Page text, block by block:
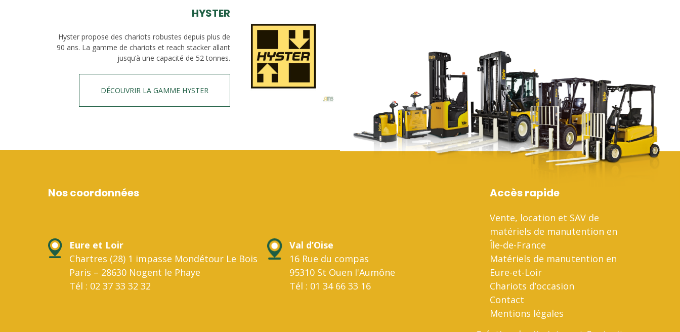
HYSTER
Hyster propose des chariots robustes depuis plus de
90 ans. La gamme de chariots et reach stacker allant
jusqu’à une capacité de 52 tonnes.
DÉCOUVRIR LA GAMME HYSTER
Nos coordonnées
Eure et Loir
Chartres (28) 1 impasse Mondétour Le Bois
Paris – 28630 Nogent le Phaye
Tél : 02 37 33 32 32
Val d’Oise
16 Rue du compas
95310 St Ouen l'Aumône
Tél : 01 34 66 33 16
Accès rapide
Vente, location et SAV de
matériels de manutention en
Île-de-France
Matériels de manutention en
Eure-et-Loir
Chariots d’occasion
Contact
Mentions légales